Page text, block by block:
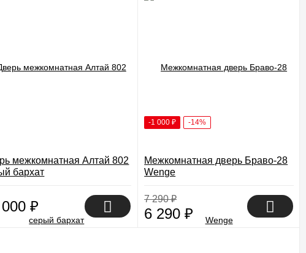
межкомнатная Алтай 802
бархат
000₽
-1 000₽ -14%
Межкомнатная дверь Браво-28
Wenge
7 290₽
6 290₽